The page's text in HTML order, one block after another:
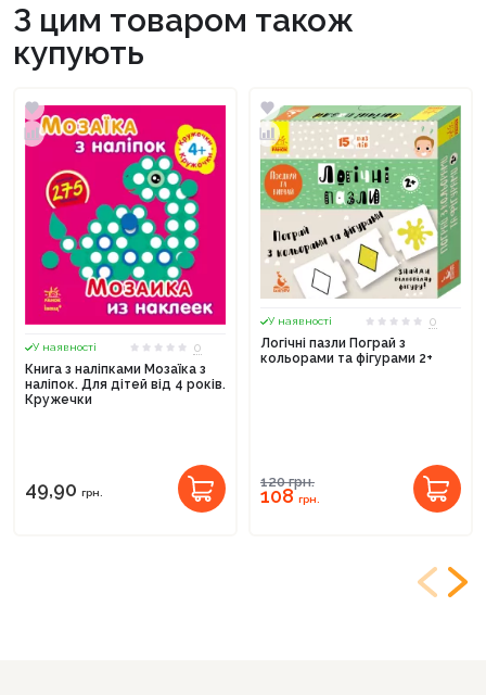
З цим товаром також
купують
У наявності
0
Книга з наліпками Мозаїка з
наліпок. Для дітей від 4 років.
Кружечки
49,90 грн.
У наявності
0
Логічні пазли Пограй з
кольорами та фігурами 2+
120грн.
108грн.